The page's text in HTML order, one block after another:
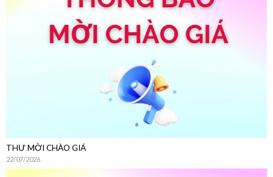
THƯ MỜI CHÀO GIÁ
22/07/2026